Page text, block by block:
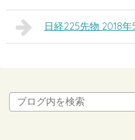
日経225先物 2018